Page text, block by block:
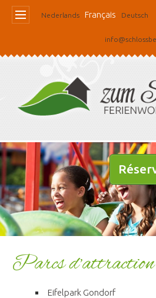
Nederlands Français Deutsch
Parcs
Eifelpark Gondorf